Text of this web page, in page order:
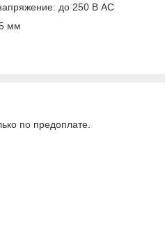
до 250 В AC
мм
по предоплате.